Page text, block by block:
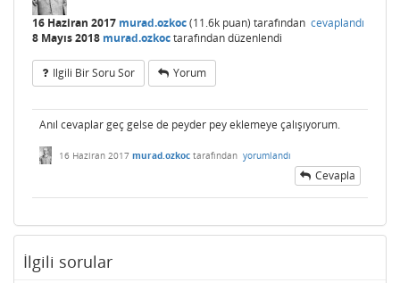
16 Haziran 2017 murad.ozkoc(11.6k puan) tarafından cevaplandı
8 Mayıs 2018 murad.ozkoctarafındandüzenlendi
Ilgili Bir Soru Sor Yorum
Anıl cevaplar geç gelse de peyder pey eklemeye çalışıyorum.
16 Haziran 2017 murad.ozkoc tarafından yorumlandı
Cevapla
İlgili sorular